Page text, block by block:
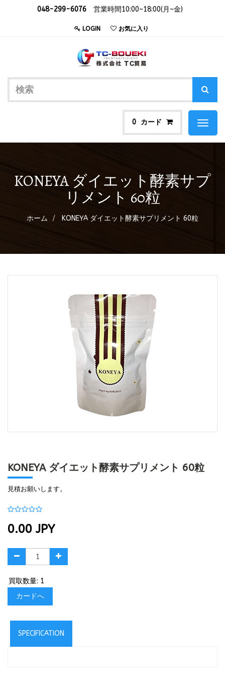
048-299-6076 営業時間10:00~18:00(月~金)
LOGIN お気に入り
0 カード
Toggle
KONEYA ダイエット酵素サプ
リメント 60粒
ホーム KONEYA ダイエット酵素サプリメント 60粒
KONEYA ダイエット酵素サプリメント 60粒
見積お願いします。
0.00 JPY
買取数量: 1
カードへ
SPECIFICATION